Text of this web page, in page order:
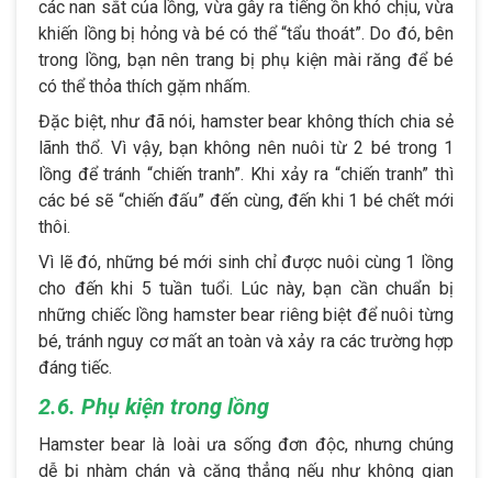
các nan sắt của lồng, vừa gây ra tiếng ồn khó chịu, vừa
khiến lồng bị hỏng và bé có thể “tẩu thoát”. Do đó, bên
trong lồng, bạn nên trang bị phụ kiện mài răng để bé
có thể thỏa thích gặm nhấm.
Đặc biệt, như đã nói, hamster bear không thích chia sẻ
lãnh thổ. Vì vậy, bạn không nên nuôi từ 2 bé trong 1
lồng để tránh “chiến tranh”. Khi xảy ra “chiến tranh” thì
các bé sẽ “chiến đấu” đến cùng, đến khi 1 bé chết mới
thôi.
Vì lẽ đó, những bé mới sinh chỉ được nuôi cùng 1 lồng
cho đến khi 5 tuần tuổi. Lúc này, bạn cần chuẩn bị
những chiếc lồng hamster bear riêng biệt để nuôi từng
bé, tránh nguy cơ mất an toàn và xảy ra các trường hợp
đáng tiếc.
2.6. Phụ kiện trong lồng
Hamster bear là loài ưa sống đơn độc, nhưng chúng
dễ bị nhàm chán và căng thẳng nếu như không gian